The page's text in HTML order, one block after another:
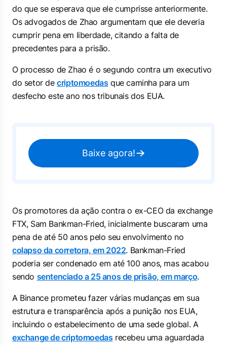
do que se esperava que ele cumprisse anteriormente.
Os advogados de Zhao argumentam que ele deveria
cumprir pena em liberdade, citando a falta de
precedentes para a prisão.
O processo de Zhao é o segundo contra um executivo
do setor decriptomoedasque caminha para um
desfecho este ano nos tribunais dos EUA.
Baixe agora!
Os promotores da ação contra o ex-CEO da exchange
FTX, Sam Bankman-Fried, inicialmente buscaram uma
pena de até 50 anos pelo seu envolvimento no
colapso da corretora, em 2022. Bankman-Fried
poderia ser condenado em até 100 anos, mas acabou
sendo sentenciado a 25 anos de prisão, em março.
A Binance prometeu fazer várias mudanças em sua
estrutura e transparência após a punição nos EUA,
incluindo o estabelecimento de uma sede global. A
exchange de criptomoedasrecebeu uma aguardada